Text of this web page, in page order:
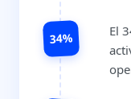
34%
El